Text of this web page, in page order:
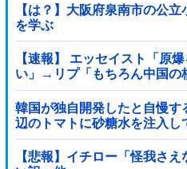
【は？】大阪府泉南市の公
を学ぶ
【速報】 エッセイスト「原
い」→リプ「もちろん中国の
ック
韓国が独自開発したと自慢す
辺のトマトに砂糖水を注入し
大問題にw
【悲報】イチロー「怪我さ